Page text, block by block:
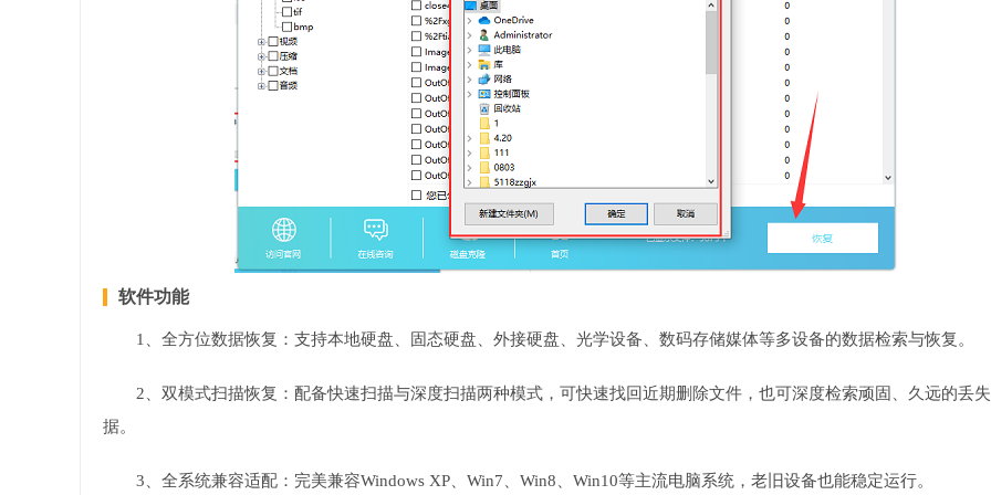
软件功能
1、全方位数据恢复：支持本地硬盘、固态硬盘、外接硬盘、光学设备、数码存储媒体等多设备的数据检索与恢复。
2、双模式扫描恢复：配备快速扫描与深度扫描两种模式，可快速找回近期删除文件，也可深度检索顽固、久远的丢
据。
3、全系统兼容适配：完美兼容Windows XP、Win7、Win8、Win10等主流电脑系统，老旧设备也能稳定运行。